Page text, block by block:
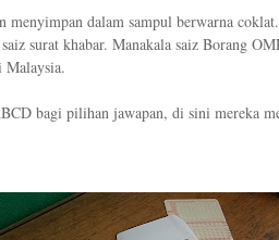
menyimpan dalam sampul berwarna
surat khabar. Manakala saiz Borang
Malaysia.
bagi pilihan jawapan, di sini mereka